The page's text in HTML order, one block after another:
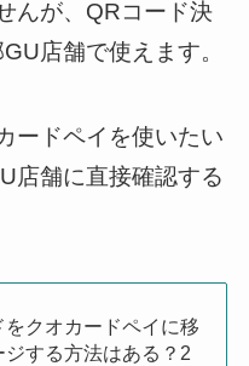
んが、QRコード決
店舗で使えます。
ードペイを使いたい
店舗に直接確認する
をクオカードペイに移
ジする方法はある？2